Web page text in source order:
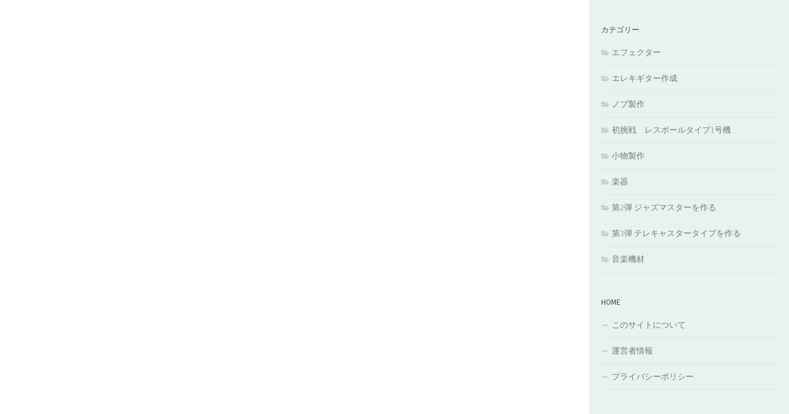
カテゴリー
エフェクター
エレキギター作成
ノブ製作
初挑戦 レスポールタイプ1号機
小物製作
楽器
第2弾 ジャズマスターを作る
第3弾 テレキャスタータイプを作る
音楽機材
HOME
このサイトについて
運営者情報
プライバシーポリシー